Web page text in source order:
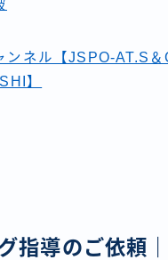
ンネル【JSPO-AT.S
】
指導のご依頼